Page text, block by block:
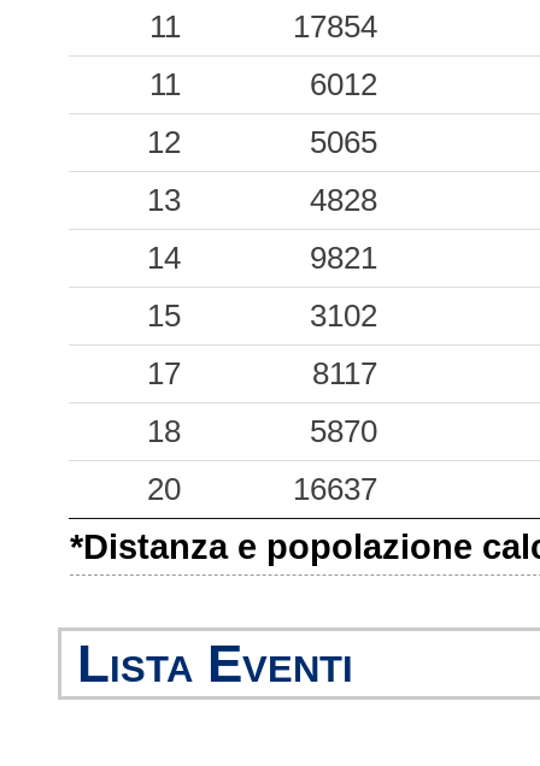
0.03 STF
0.03
BGR
0.02
CSN
0.02
SNS1
0.02
PVF
0.02
CDCT
0.02
CRP
0.01
AUL
11
17854
11
6012
12
5065
13
4828
14
9821
15
3102
17
8117
18
5870
20
16637
*Distanza e popolazione
Lista Eventi